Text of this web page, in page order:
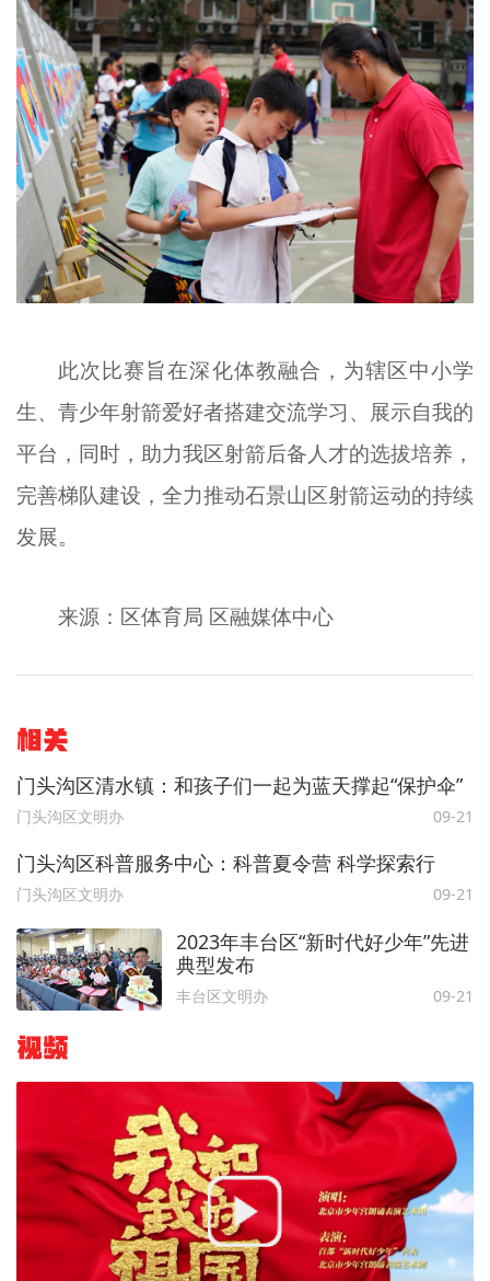
此次比赛旨在深化体教融合，为辖区中小学
生、青少年射箭爱好者搭建交流学习、展示自我的
平台，同时，助力我区射箭后备人才的选拔培养，
完善梯队建设，全力推动石景山区射箭运动的持续
发展。
来源：区体育局 区融媒体中心
相关
门头沟区清水镇：和孩子们一起为蓝天撑起“保护伞”
门头沟区文明办 09-21
门头沟区科普服务中心：科普夏令营 科学探索行
门头沟区文明办 09-21
2023年丰台区“新时代好少年”先进
典型发布
丰台区文明办 09-21
视频